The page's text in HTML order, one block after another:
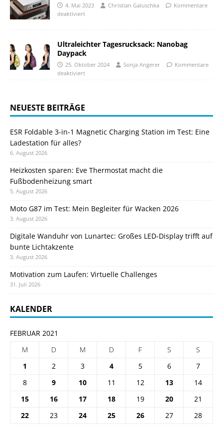
4. Mai 2023 Christian Galuschka
Kommentare
deaktiviert
Ultraleichter Tagesrucksack: Nanobag
Daypack
25. Oktober 2024 Sonja Angerer
Kommentare
deaktiviert
NEUESTE BEITRÄGE
ESR Foldable 3-in-1 Magnetic Charging Station im Test: Eine
Ladestation für alles?
6. August 2026
Heizkosten sparen: Eve Thermostat macht die
Fußbodenheizung smart
5. August 2026
Moto G87 im Test: Mein Begleiter für Wacken 2026
3. August 2026
Digitale Wanduhr von Lunartec: Großes LED-Display trifft auf
bunte Lichtakzente
3. August 2026
Motivation zum Laufen: Virtuelle Challenges
31. Juli 2026
KALENDER
FEBRUAR 2021
M
D M D F S
S
1
2 3 4 5 6
7
8
9 10 11 12 13
14
15
16 17 18 19 20
21
22
23 24 25 26 27
28